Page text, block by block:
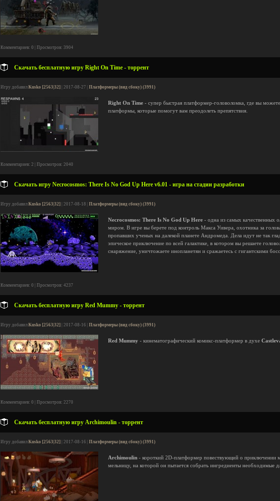
Комментариев: 0 | Просмотров: 3904
Скачать бесплатную игру Right On Time - торрент
Игру добавил Kusko [2563|32] | 2017-08-27 | Платформеры (вид сбоку) (3991)
Right On Time - супер быстрая платформер-головоломка, где вы
платформы, которые помогут вам преодолеть препятствия.
Комментариев: 2 | Просмотров: 2040
Скачать игру Necrocosmos: There Is No God Up Here v6.01 - игра на стадии разработки
Игру добавил Kusko [2563|32] | 2017-08-18 | Платформеры (вид сбоку) (3991)
Necrocosmos: There Is No God Up Here - одна из самых качественных
миром. В игре вы берете под контроль Макса Уивера, охотника за
пропавших ученых на далекой планете Андромеда. Дела идут не так
эпическое приключение по всей галактике, в котором вы решаете
снаряжение, уничтожаете инопланетян и сражаетесь с гигантскими
Комментариев: 0 | Просмотров: 4237
Скачать бесплатную игру Red Mummy - торрент
Игру добавил Kusko [2563|32] | 2017-08-16 | Платформеры (вид сбоку) (3991)
Red Mummy - кинематографический комикс-платформер в духе
Комментариев: 0 | Просмотров: 2270
Скачать бесплатную игру Archimoulin - торрент
Игру добавил Kusko [2563|32] | 2017-08-16 | Платформеры (вид сбоку) (3991)
Archimoulin - короткий 2D-платформер повествующий о приключении
мельницу, на которой он пытается собрать ингредиенты необходимые